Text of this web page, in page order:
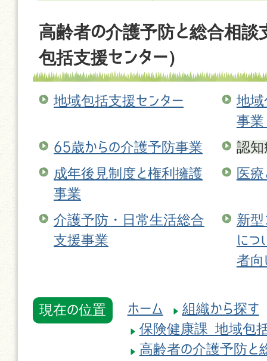
高齢者の介護予防と総合相談
包括支援センター）
地域包括支援センター
地域
事業
65歳からの介護予防事業
認知
成年後見制度と権利擁護
事業
医
介護予防・日常生活総合
支援事業
新型
につ
者向
現在の位置 ホーム
組織から探す
保険健康課 地域包
高齢者の介護予防と